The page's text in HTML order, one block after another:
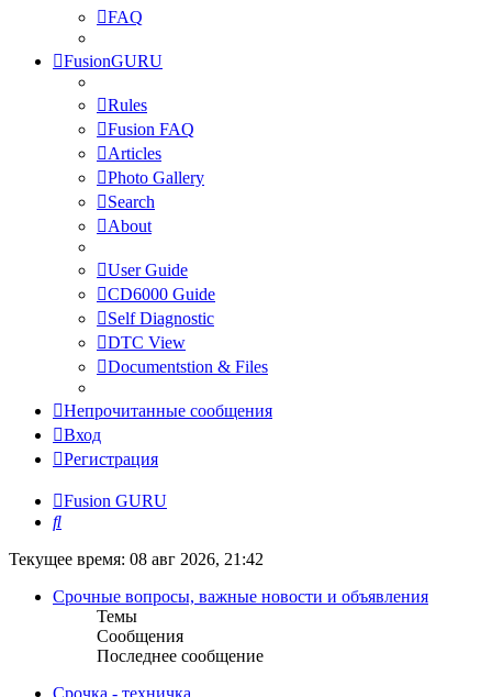
FAQ
FusionGURU
Rules
Fusion FAQ
Articles
Photo Gallery
Search
About
User Guide
CD6000 Guide
Self Diagnostic
DTC View
Documentstion & Files
Непрочитанные сообщения
Вход
Регистрация
Fusion GURU
Поиск
Текущее время: 08 авг 2026, 21:42
Срочные вопросы, важные новости и объявления
Темы
Сообщения
Последнее сообщение